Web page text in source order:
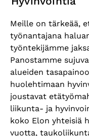
Meille on tärkeää,
työnantajana
työntekijämme
Panostamme
alueiden
huolehtimaan
joustavat
liikunta- ja
koko Elon yhteisiä
vuotta,